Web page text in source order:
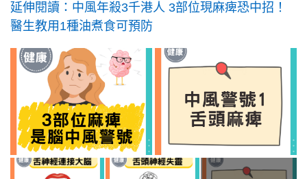
延伸閱讀：中風年殺3千港人 3部位現麻痺恐中招！
醫生教用1種油煮食可預防